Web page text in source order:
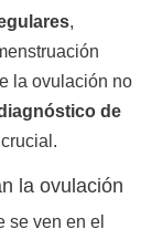
,
la ovulación no
de
la ovulación
se ven en el